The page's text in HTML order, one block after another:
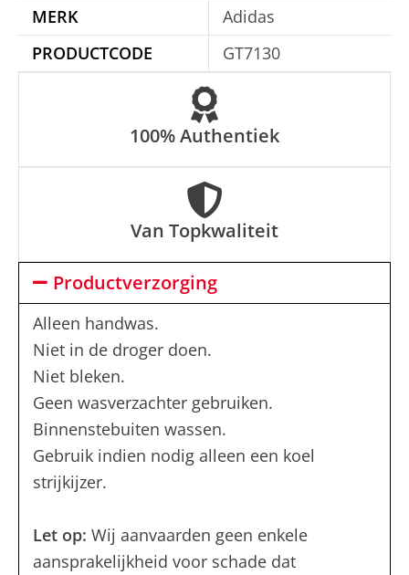
:
MERK
Adidas
PRODUCTCODE
GT7130
100% Authentiek
Van Topkwaliteit
Productverzorging
Alleen handwas.
Niet in de droger doen.
Niet bleken.
Geen wasverzachter gebruiken.
Binnenstebuiten wassen.
Gebruik indien nodig alleen een koel
strijkijzer.
Let op: Wij aanvaarden geen enkele
aansprakelijkheid voor schade dat